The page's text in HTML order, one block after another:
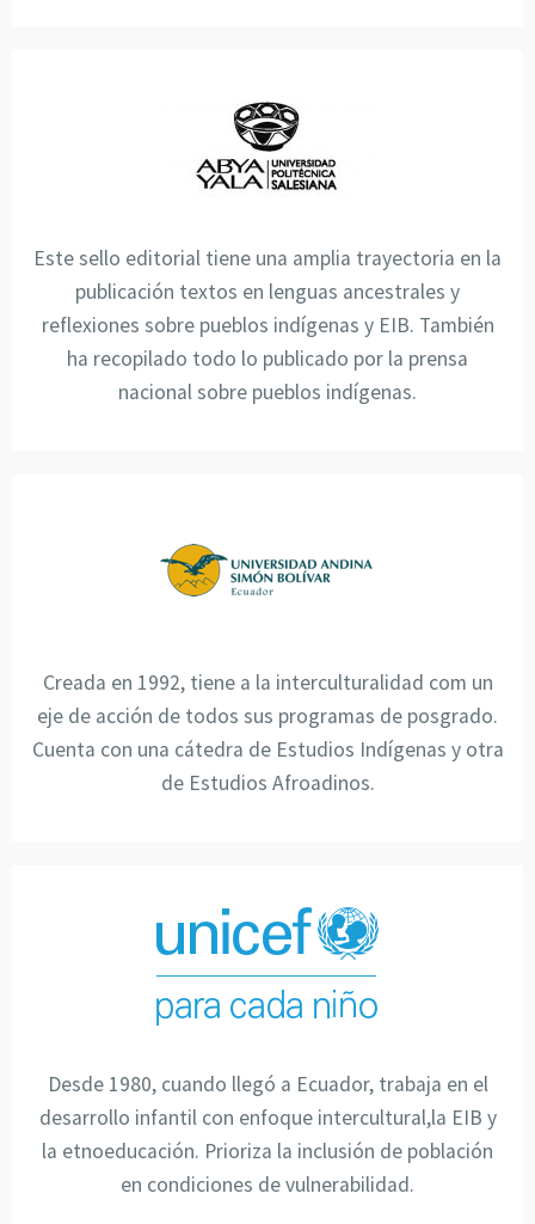
Este sello editorial tiene una amplia trayectoria en la
publicación textos en lenguas ancestrales y
reflexiones sobre pueblos indígenas y EIB. También
ha recopilado todo lo publicado por la prensa
nacional sobre pueblos indígenas.
Creada en 1992, tiene a la interculturalidad com un
eje de acción de todos sus programas de posgrado.
Cuenta con una cátedra de Estudios Indígenas y otra
de Estudios Afroadinos.
Desde 1980, cuando llegó a Ecuador, trabaja en el
desarrollo infantil con enfoque intercultural,la EIB y
la etnoeducación. Prioriza la inclusión de población
en condiciones de vulnerabilidad.